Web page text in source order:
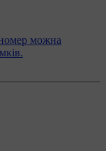
можна
.